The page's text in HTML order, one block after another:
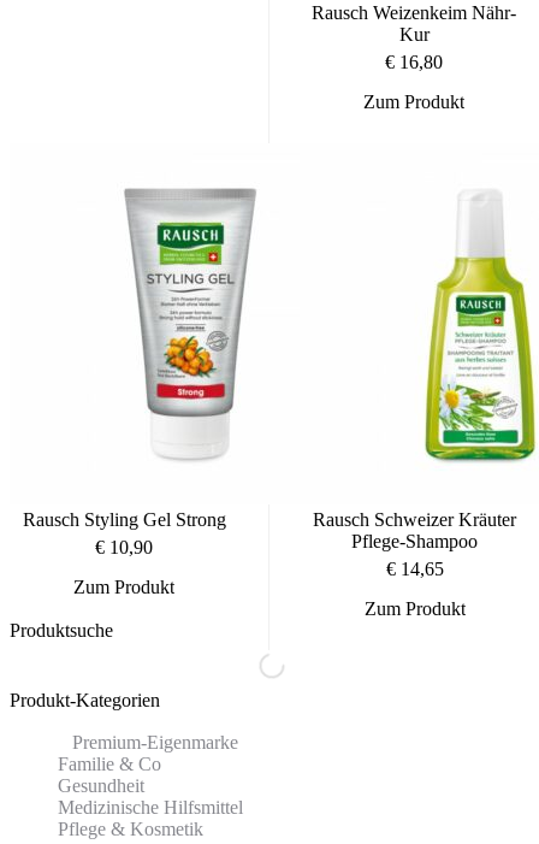
Rausch Weizenkeim Nähr-
Kur
€ 16,80
Zum Produkt
Rausch Styling Gel Strong
€ 10,90
Zum Produkt
Rausch Schweizer Kräuter
Pflege-Shampoo
€14,65
Zum Produkt
Produktsuche
Produkt-Kategorien
⠀​Premium-Eigenmarke
Familie & Co
Gesundheit
Medizinische Hilfsmittel
Pflege & Kosmetik